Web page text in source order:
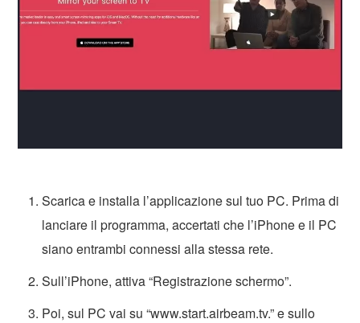
Scarica e installa l’applicazione sul tuo PC. Prima di
lanciare il programma, accertati che l’iPhone e il PC
siano entrambi connessi alla stessa rete.
Sull’iPhone, attiva “Registrazione schermo”.
Poi, sul PC vai su “www.start.airbeam.tv.” e sullo